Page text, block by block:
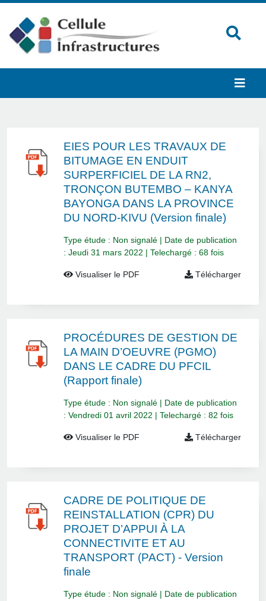
EIES POUR LES TRAVAUX DE
BITUMAGE EN ENDUIT
SURPERFICIEL DE LA RN2,
TRONÇON BUTEMBO – KANYA
BAYONGA DANS LA PROVINCE
DU NORD-KIVU (Version finale)
Type étude : Non signalé | Date de publication
: Jeudi 31 mars 2022 | Telechargé : 68 fois
Visualiser le PDF Télécharger
PROCÉDURES DE GESTION DE
LA MAIN D’OEUVRE (PGMO)
DANS LE CADRE DU PFCIL
(Rapport finale)
Type étude : Non signalé | Date de publication
: Vendredi 01 avril 2022 | Telechargé : 82 fois
Visualiser le PDF Télécharger
CADRE DE POLITIQUE DE
REINSTALLATION (CPR) DU
PROJET D’APPUI À LA
CONNECTIVITE ET AU
TRANSPORT (PACT) - Version
finale
Type étude : Non signalé | Date de publication